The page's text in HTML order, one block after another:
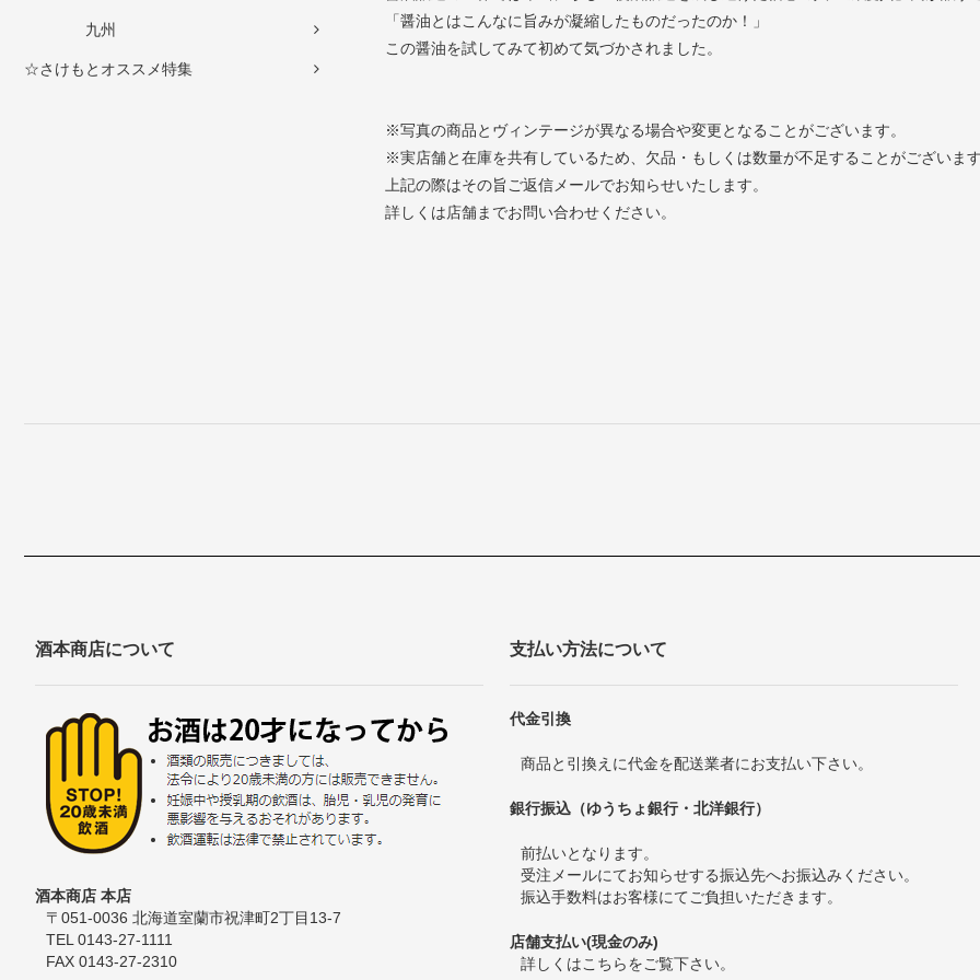
九州
☆さけもとオススメ特集
「醤油とはこんなに旨みが凝縮したものだったのか！」
この醤油を試してみて初めて気づかされました。
※写真の商品とヴィンテージが異なる場合や変更となることがございます。
※実店舗と在庫を共有しているため、欠品・もしくは数量が不足することがございま
上記の際はその旨ご返信メールでお知らせいたします。
詳しくは店舗までお問い合わせください。
酒本商店について
酒本商店 本店
〒051-0036 北海道室蘭市祝津町2丁目13-7
TEL 0143-27-1111
FAX 0143-27-2310
支払い方法について
代金引換
商品と引換えに代金を配送業者にお支払い下さい。
銀行振込（ゆうちょ銀行・北洋銀行）
前払いとなります。
受注メールにてお知らせする振込先へお振込みください。
振込手数料はお客様にてご負担いただきます。
店舗支払い(現金のみ)
詳しくはこちらをご覧下さい。